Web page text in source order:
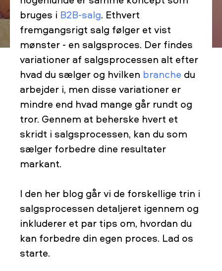
bruges i B2B-salg. Ethvert
fremgangsrigt salg følger et vist
mønster - en salgsproces. Der findes
variationer af salgsprocessen alt efter
hvad du sælger og hvilken branche du
arbejder i, men disse variationer er
mindre end hvad mange går rundt og
tror. Gennem at beherske hvert et
skridt i salgsprocessen, kan du som
sælger forbedre dine resultater
markant.
I den her blog går vi de forskellige trin i
salgsprocessen detaljeret igennem og
inkluderer et par tips om, hvordan du
kan forbedre din egen proces. Lad os
starte.